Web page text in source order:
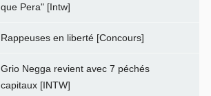
que Pera" [Intw]
Rappeuses en liberté [Concours]
Grio Negga revient avec 7 péchés
capitaux [INTW]